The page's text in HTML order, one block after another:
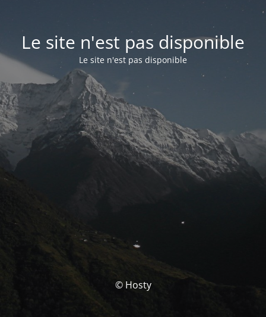
Le site n'est pas disponible
Le site n'est pas disponible
© Hosty